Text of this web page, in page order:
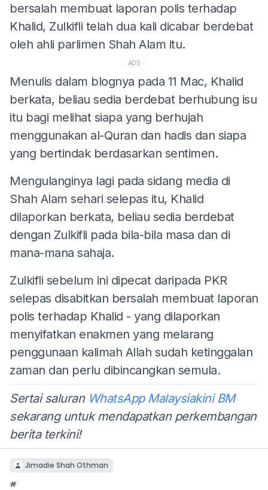
bersalah membuat laporan polis terhadap
Khalid, Zulkifli telah dua kali dicabar berdebat
oleh ahli parlimen Shah Alam itu.
ADS
Menulis dalam blognya pada 11 Mac, Khalid
berkata, beliau sedia berdebat berhubung isu
itu bagi melihat siapa yang berhujah
menggunakan al-Quran dan hadis dan siapa
yang bertindak berdasarkan sentimen.
Mengulanginya lagi pada sidang media di
Shah Alam sehari selepas itu, Khalid
dilaporkan berkata, beliau sedia berdebat
dengan Zulkifli pada bila-bila masa dan di
mana-mana sahaja.
Zulkifli sebelum ini dipecat daripada PKR
selepas disabitkan bersalah membuat laporan
polis terhadap Khalid - yang dilaporkan
menyifatkan enakmen yang melarang
penggunaan kalimah Allah sudah ketinggalan
zaman dan perlu dibincangkan semula.
Sertai saluran WhatsApp Malaysiakini BM
sekarang untuk mendapatkan perkembangan
berita terkini!
Jimadie Shah Othman
#